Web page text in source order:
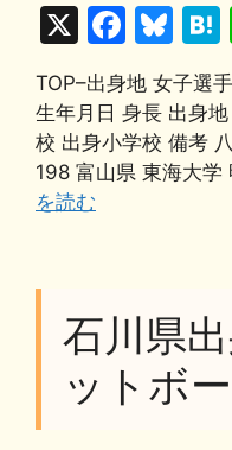
X
F
a
c
e
b
Bl
u
e
s
k
at
TOP–出身地 女子選
生年月日 身長 出身
校 出身小学校 備考
198 富山県 東海大
を読む
石川県
ットボ